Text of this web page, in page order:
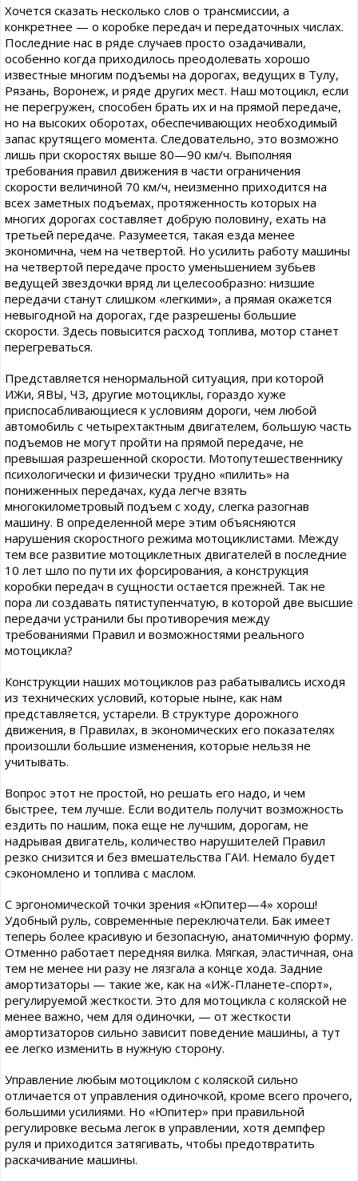
Хочется сказать несколько слов о трансмиссии, а
конкретнее — о коробке передач и передаточных числах.
Последние нас в ряде случаев просто озадачивали,
особенно когда приходилось преодолевать хорошо
известные многим подъемы на дорогах, ведущих в Тулу,
Рязань, Воронеж, и ряде других мест. Наш мотоцикл, если
не перегружен, способен брать их и на прямой передаче,
но на высоких оборотах, обеспечивающих необходимый
запас крутящего момента. Следовательно, это возможно
лишь при скоростях выше 80—90 км/ч. Выполняя
требования правил движения в части ограничения
скорости величиной 70 км/ч, неизменно приходится на
всех заметных подъемах, протяженность которых на
многих дорогах составляет добрую половину, ехать на
третьей передаче. Разумеется, такая езда менее
экономична, чем на четвертой. Но усилить работу машины
на четвертой передаче просто уменьшением зубьев
ведущей звездочки вряд ли целесообразно: низшие
передачи станут слишком «легкими», а прямая окажется
невыгодной на дорогах, где разрешены большие
скорости. Здесь повысится расход топлива, мотор станет
перегреваться.
Представляется ненормальной ситуация, при которой
ИЖи, ЯВЫ, ЧЗ, другие мотоциклы, гораздо хуже
приспосабливающиеся к условиям дороги, чем любой
автомобиль с четырехтактным двигателем, большую часть
подъемов не могут пройти на прямой передаче, не
превышая разрешенной скорости. Мотопутешественнику
психологически и физически трудно «пилить» на
пониженных передачах, куда легче взять
многокилометровый подъем с ходу, слегка разогнав
машину. В определенной мере этим объясняются
нарушения скоростного режима мотоциклистами. Между
тем все развитие мотоциклетных двигателей в последние
10 лет шло по пути их форсирования, а конструкция
коробки передач в сущности остается прежней. Так не
пора ли создавать пятиступенчатую, в которой две высшие
передачи устранили бы противоречия между
требованиями Правил и возможностями реального
мотоцикла?
Конструкции наших мотоциклов раз рабатывались исходя
из технических условий, которые ныне, как нам
представляется, устарели. В структуре дорожного
движения, в Правилах, в экономических его показателях
произошли большие изменения, которые нельзя не
учитывать.
Вопрос этот не простой, но решать его надо, и чем
быстрее, тем лучше. Если водитель получит возможность
ездить по нашим, пока еще не лучшим, дорогам, не
надрывая двигатель, количество нарушителей Правил
резко снизится и без вмешательства ГАИ. Немало будет
сэкономлено и топлива с маслом.
С эргономической точки зрения «Юпитер—4» хорош!
Удобный руль, современные переключатели. Бак имеет
теперь более красивую и безопасную, анатомичную форму.
Отменно работает передняя вилка. Мягкая, эластичная, она
тем не менее ни разу не лязгала а конце хода. Задние
амортизаторы — такие же, как на «ИЖ-Планете-спорт»,
регулируемой жесткости. Это для мотоцикла с коляской не
менее важно, чем для одиночки, — от жесткости
амортизаторов сильно зависит поведение машины, а тут
ее легко изменить в нужную сторону.
Управление любым мотоциклом с коляской сильно
отличается от управления одиночкой, кроме всего прочего,
большими усилиями. Но «Юпитер» при правильной
регулировке весьма легок в управлении, хотя демпфер
руля и приходится затягивать, чтобы предотвратить
раскачивание машины.